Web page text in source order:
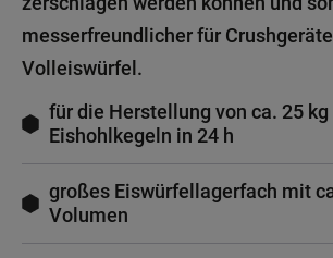
messerfreundlicher für
Volleiswürfel.
für die Herstellung von ca. 25 kg
Eishohlkegeln in 24 h
großes Eiswürfellagerfach mit
Volumen